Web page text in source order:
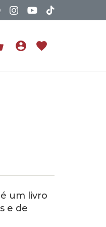
account_circle favorite
um livro
e de